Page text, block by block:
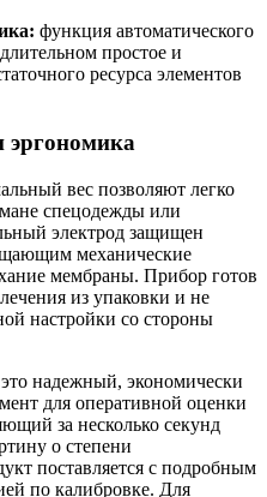
функция автоматического
простое и
ресурса элементов
эргономика
вес позволяют легко
спецодежды или
электрод защищен
механические
мембраны. Прибор готов
из упаковки и не
настройки со стороны
надежный, экономически
для оперативной оценки
за несколько секунд
о степени
поставляется с подробным
по калибровке. Для